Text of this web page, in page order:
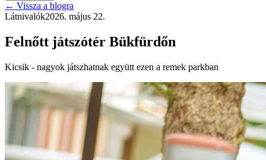
← Vissza a blogra
Látnivalók2026. május 22.
Felnőtt játszótér Bükfürdőn
Kicsik - nagyok játszhatnak együtt ezen a remek parkban